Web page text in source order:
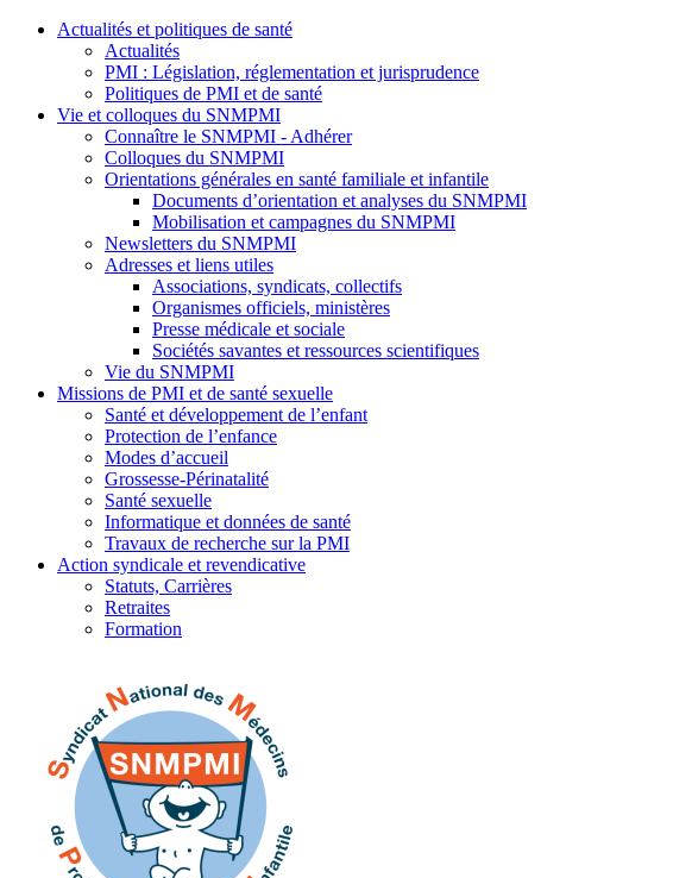
Actualités et politiques de santé
Actualités
PMI : Législation, réglementation et jurisprudence
Politiques de PMI et de santé
Vie et colloques du SNMPMI
Connaître le SNMPMI - Adhérer
Colloques du SNMPMI
Orientations générales en santé familiale et infantile
Documents d’orientation et analyses du SNMPMI
Mobilisation et campagnes du SNMPMI
Newsletters du SNMPMI
Adresses et liens utiles
Associations, syndicats, collectifs
Organismes officiels, ministères
Presse médicale et sociale
Sociétés savantes et ressources scientifiques
Vie du SNMPMI
Missions de PMI et de santé sexuelle
Santé et développement de l’enfant
Protection de l’enfance
Modes d’accueil
Grossesse-Périnatalité
Santé sexuelle
Informatique et données de santé
Travaux de recherche sur la PMI
Action syndicale et revendicative
Statuts, Carrières
Retraites
Formation